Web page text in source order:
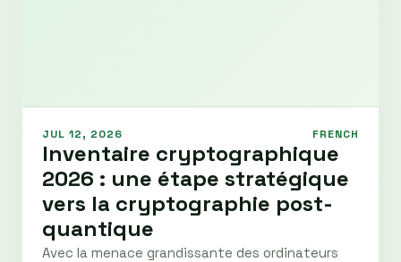
JUL 12, 2026 FRENCH
Inventaire cryptographique
2026 : une étape stratégique
vers la cryptographie post-
quantique
Avec la menace grandissante des ordinateurs